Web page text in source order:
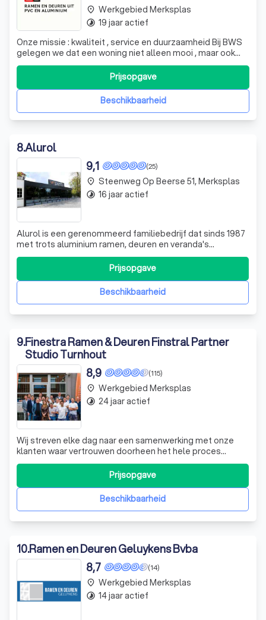
Onze missie : kwaliteit , service en duurzaamheid Bij BWS
gelegen we dat een woning niet alleen mooi , maar ook
energie-efficiënt en comfortabel moet zijn.
Beschikbaarheid
Prijsopgave
place Werkgebied Merksplas
timelapse 19 jaar actief
8.Alurol
(25)
9,1
Alurol is een gerenommeerd familiebedrijf dat sinds 1987
met trots aluminium ramen, deuren en veranda's
vervaardigt en plaatst. Onze expertise strekt zich uit over
zowel grote als kleine projecten, waarbij we altijd streven
naar de hoogste kwaliteit en klanttevredenheid. We
onderscheiden ons doorBeschikbaarheid
Prijsopgave
place Steenweg Op Beerse 51, Merksplas
timelapse 16 jaar actief
9.Finestra Ramen & Deuren Finstral Partner
Studio Turnhout
(115)
8,9
Wij streven elke dag naar een samenwerking met onze
klanten waar vertrouwen doorheen het hele proces
voorop staat. Vanaf het eerste contact, tot de plaatsing
door onze collega’s en tenslotte de nazorg, handelen wij
als een uiterst betrouwbare en correcte partner voor al
onze klanten.
Beschikbaarheid
Prijsopgave
place Werkgebied Merksplas
timelapse 24 jaar actief
10.Ramen en Deuren Geluykens Bvba
(14)
8,7
place Werkgebied Merksplas
timelapse 14 jaar actief